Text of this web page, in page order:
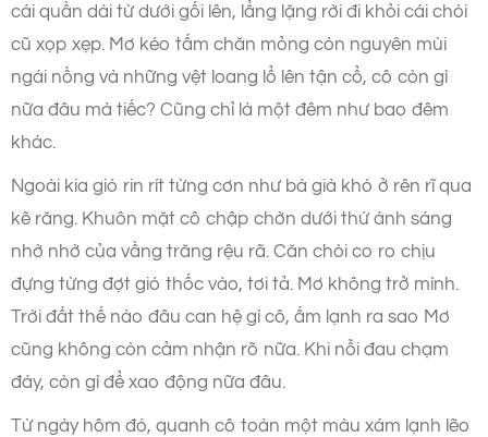
cái quần dài từ dưới gối lên, lẳng lặng rời đi khỏi cái chòi
cũ xọp xẹp. Mơ kéo tấm chăn mỏng còn nguyên mùi
ngái nồng và những vệt loang lổ lên tận cổ, cô còn gì
nữa đâu mà tiếc? Cũng chỉ là một đêm như bao đêm
khác.
Ngoài kia gió rin rít từng cơn như bà già khó ở rên rĩ qua
kẽ răng. Khuôn mặt cô chập chờn dưới thứ ánh sáng
nhờ nhờ của vầng trăng rệu rã. Căn chòi co ro chịu
đựng từng đợt gió thốc vào, tơi tả. Mơ không trở mình.
Trời đất thế nào đâu can hệ gì cô, ấm lạnh ra sao Mơ
cũng không còn cảm nhận rõ nữa. Khi nỗi đau chạm
đáy, còn gì để xao động nữa đâu.
Từ ngày hôm đó, quanh cô toàn một màu xám lạnh lẽo